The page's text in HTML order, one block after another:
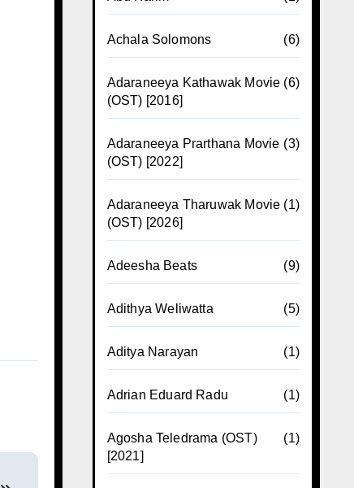
Achala Solomons (6)
Adaraneeya Kathawak Movie
(OST) [2016]
(6)
Adaraneeya Prarthana Movie
(OST) [2022]
(3)
Adaraneeya Tharuwak Movie
(OST) [2026]
(1)
Adeesha Beats (9)
Adithya Weliwatta (5)
Aditya Narayan (1)
Adrian Eduard Radu (1)
Agosha Teledrama (OST)
[2021]
(1)